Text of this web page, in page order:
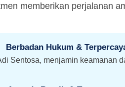
memberikan perjalanan
Berbadan Hukum &
Sentosa, menjamin keamanan